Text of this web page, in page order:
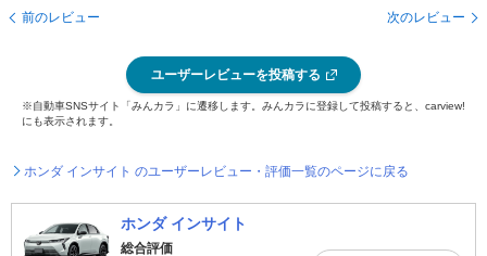
前のレビュー 次のレビュー
ユーザーレビューを投稿する
※自動車SNSサイト「みんカラ」に遷移します。みんカラに登録して投稿すると、carview!
にも表示されます。
ホンダ インサイト のユーザーレビュー・評価一覧のページに戻る
ホンダ インサイト
総合評価